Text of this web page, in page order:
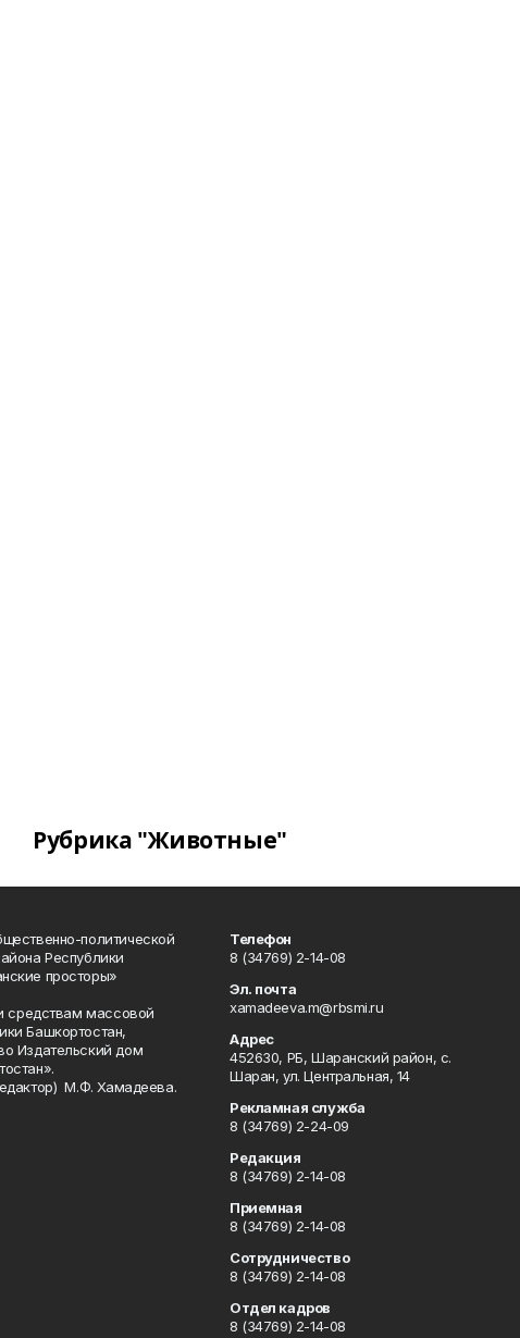
Рубрика "Животные"
политической
Республики
просторы»
средствам массовой
Башкортостан,
Издательский дом
М.Ф. Хамадеева.
Телефон
8 (34769) 2-14-08
Эл. почта
xamadeeva.m@rbsmi.ru
Адрес
452630, РБ, Шаранский район, с.
Шаран, ул. Центральная, 14
Рекламная служба
8 (34769) 2-24-09
Редакция
8 (34769) 2-14-08
Приемная
8 (34769) 2-14-08
Сотрудничество
8 (34769) 2-14-08
Отдел кадров
8 (34769) 2-14-08